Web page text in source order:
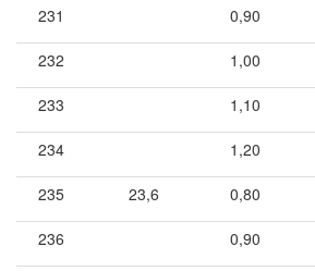
231 0,90
232 1,00
233 1,10
234 1,20
235 23,6 0,80
236 0,90